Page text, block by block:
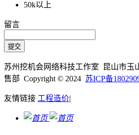
50k以上
留言
苏州挖机会网络科技工作室 昆山市玉
售部 Copyright © 2024 苏ICP备
友情链接 工程造价|